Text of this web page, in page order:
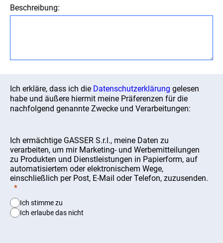
Beschreibung:
Ich erkläre, dass ich die Datenschutzerklärung gelesen
habe und äußere hiermit meine Präferenzen für die
nachfolgend genannte Zwecke und Verarbeitungen:
Ich ermächtige GASSER S.r.l., meine Daten zu
verarbeiten, um mir Marketing- und Werbemitteilungen
zu Produkten und Dienstleistungen in Papierform, auf
automatisiertem oder elektronischem Wege,
einschließlich per Post, E-Mail oder Telefon, zuzusenden.
Ich stimme zu
Ich erlaube das nicht